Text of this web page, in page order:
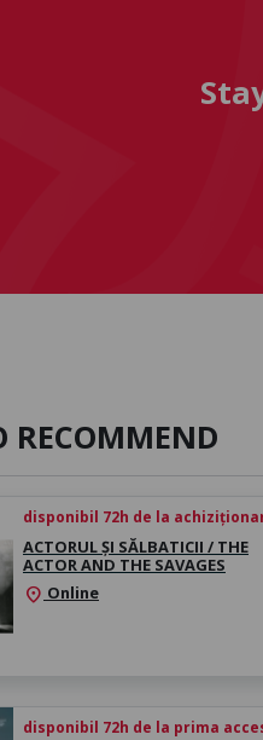
RECOMMEND
disponibil 72h de la
ACTORUL ȘI SĂLBATICII / THE
ACTOR AND THE SAVAGES
location_on Online
disponibil 72h de la prima